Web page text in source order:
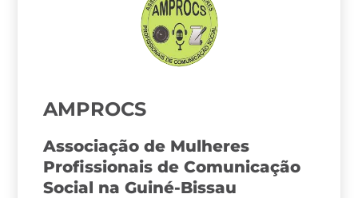
AMPROCS
Associação de Mulheres
Profissionais de Comunicação
Social na Guiné-Bissau